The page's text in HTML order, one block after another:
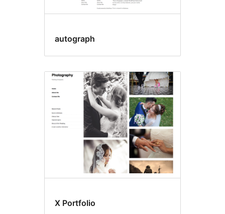
autograph
X Portfolio